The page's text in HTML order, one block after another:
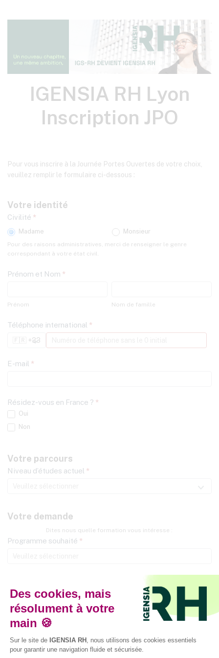
IGENSIAIGENSIA RH Lyon
Inscription JPO
Pour vous inscrire à la Journée Portes Ouvertes de votre choix,
veuillez remplir le formulaire ci-dessous :
Votre identité
Civilité *
Madame Monsieur
Pour des raisons administratives, merci de renseigner le genre
correspondant à votre état civil.
Prénom et Nom *
Prénom Nom de famille
Téléphone international *
E-mail *
Résidez-vous en France ? *
Oui
Non
Votre parcours
Niveau d’études actuel *
Votre demande
Dites nous quelle formation vous intéresse :
Programme souhaité *
Inscription événement
Sélectionnez la date de prochaine JPO de votre choix ci-dessous
Date évènement*